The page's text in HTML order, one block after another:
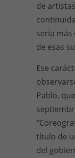
de
sería
de esas
Ese
Pablo,
título de
del